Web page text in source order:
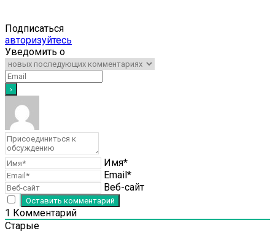
Подписаться
авторизуйтесь
Уведомить о
Имя*
Email*
Веб-сайт
1 Комментарий
Старые